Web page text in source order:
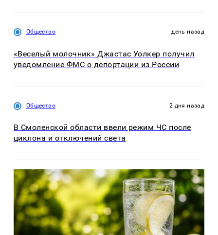
Общество день назад
«Веселый молочник» Джастас Уолкер получил
уведомление ФМС о депортации из России
Общество 2 дня назад
В Смоленской области ввели режим ЧС после
циклона и отключений света